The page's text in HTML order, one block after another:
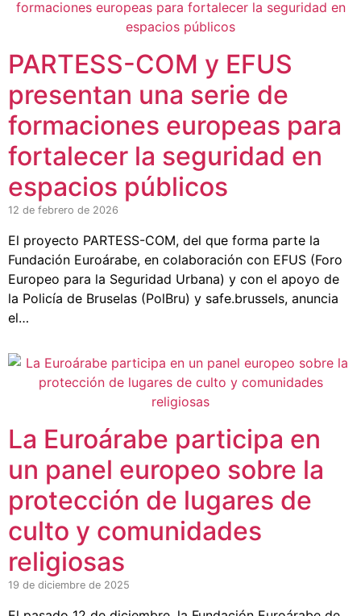
PARTESS-COM y EFUS
presentan una serie de
formaciones europeas para
fortalecer la seguridad en
espacios públicos
12 de febrero de 2026
El proyecto PARTESS-COM, del que forma parte la
Fundación Euroárabe, en colaboración con EFUS (Foro
Europeo para la Seguridad Urbana) y con el apoyo de
la Policía de Bruselas (PolBru) y safe.brussels, anuncia
el…
La Euroárabe participa en
un panel europeo sobre la
protección de lugares de
culto y comunidades
religiosas
19 de diciembre de 2025